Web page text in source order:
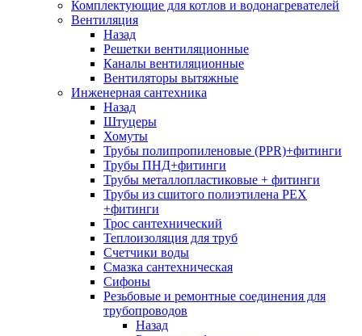
Комплектующие для котлов и водонагревателей
Вентиляция
Назад
Решетки вентиляционные
Каналы вентиляционные
Вентиляторы вытяжные
Инженерная сантехника
Назад
Штуцеры
Хомуты
Трубы полипропиленовые (PPR)+фитинги
Трубы ПНД+фитинги
Трубы металлопластиковые + фитинги
Трубы из сшитого полиэтилена PEX
+фитинги
Трос сантехнический
Теплоизоляция для труб
Счетчики воды
Смазка сантехническая
Сифоны
Резьбовые и ремонтные соединения для
трубопроводов
Назад